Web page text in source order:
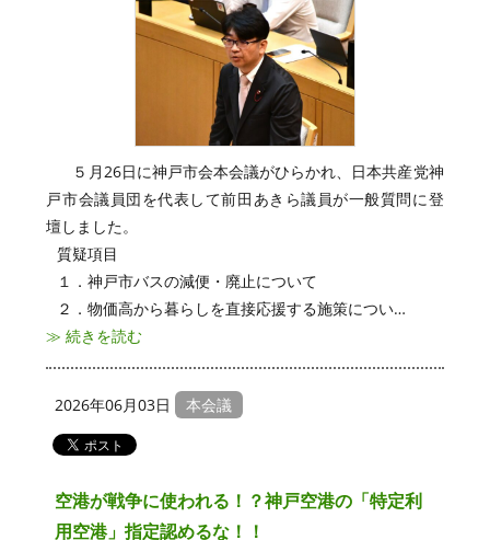
Congress report
ご意見・ご要望・お問い合わせ
神戸市会 本会議 動画中継・録画
神戸市会 委員会 動画中継・録画
神戸市会
日本共産党 兵庫県議団
日本共産党 中央委員会
５月26日に神戸市会本会議がひらかれ、日本共産党神
戸市会議員団を代表して前田あきら議員が一般質問に登
壇しました。
質疑項目
１．神戸市バスの減便・廃止について
２．物価高から暮らしを直接応援する施策につい…
≫ 続きを読む
2026年06月03日 本会議
空港が戦争に使われる！？神戸空港の「特定利
用空港」指定認めるな！！